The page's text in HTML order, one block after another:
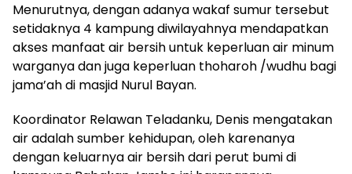
Menurutnya, dengan adanya wakaf sumur tersebut
setidaknya 4 kampung diwilayahnya mendapatkan
akses manfaat air bersih untuk keperluan air minum
warganya dan juga keperluan thoharoh /wudhu bagi
jama’ah di masjid Nurul Bayan.
Koordinator Relawan Teladanku, Denis mengatakan
air adalah sumber kehidupan, oleh karenanya
dengan keluarnya air bersih dari perut bumi di